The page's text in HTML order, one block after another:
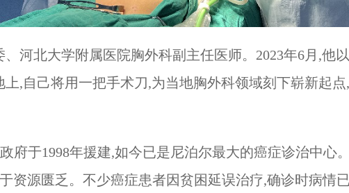
河北大学附属医院胸外科副主任医师。2023年6月,他
,自己将用一把手术刀,为当地胸外科领域刻下崭新起
府于1998年援建,如今已是尼泊尔最大的癌症诊治中
资源匮乏。不少癌症患者因贫困延误治疗,确诊时病情